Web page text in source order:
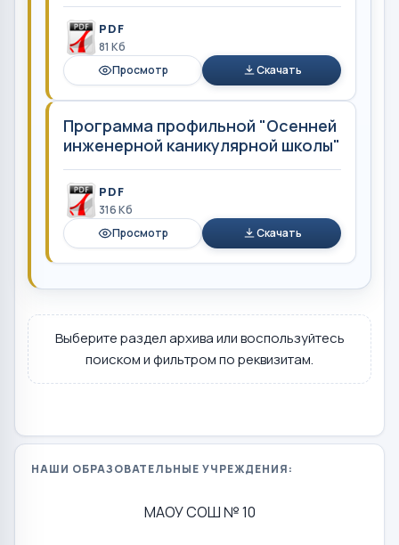
PDF
81 Кб
Просмотр
Скачать
Программа профильной "Осенней
инженерной каникулярной школы"
PDF
316 Кб
Просмотр
Скачать
Выберите раздел архива или воспользуйтесь
поиском и фильтром по реквизитам.
НАШИ ОБРАЗОВАТЕЛЬНЫЕ УЧРЕЖДЕНИЯ:
МАОУ СОШ № 10